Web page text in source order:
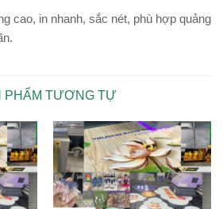
cao, in nhanh, sắc nét, phù hợp quảng
PHẨM TƯƠNG TỰ